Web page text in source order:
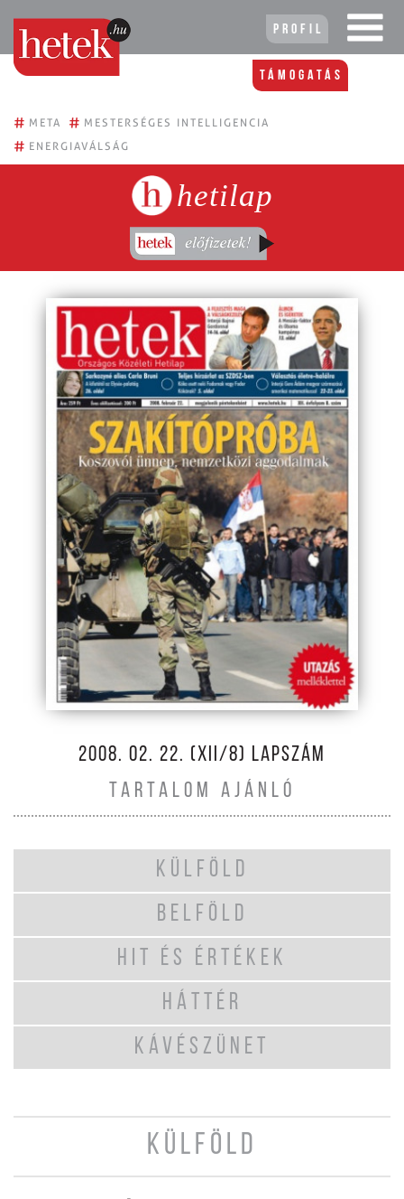
Profil
Támogatás
# META # MESTERSÉGES INTELLIGENCIA
# ENERGIAVÁLSÁG
hetilap
2008. 02. 22. (XII/8) LAPSZÁM
TARTALOM AJÁNLÓ
KÜLFÖLD
BELFÖLD
HIT ÉS ÉRTÉKEK
HÁTTÉR
KÁVÉSZÜNET
KÜLFÖLD